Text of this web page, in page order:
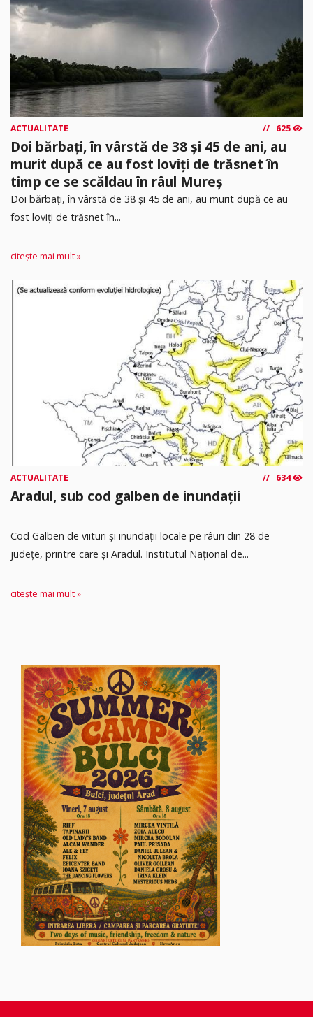
ACTUALITATE 625
Doi bărbați, în vârstă de 38 și 45 de ani, au
murit după ce au fost loviți de trăsnet în
timp ce se scăldau în râul Mureș
Doi bărbați, în vârstă de 38 și 45 de ani, au murit după ce au
fost loviți de trăsnet în...
citește mai mult »
ACTUALITATE 634
Aradul, sub cod galben de inundații
Cod Galben de viituri și inundații locale pe râuri din 28 de
județe, printre care și Aradul. Institutul Național de...
citește mai mult »